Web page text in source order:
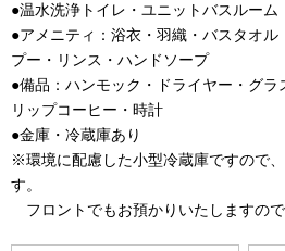
●温水洗浄トイレ・ユニットバスルーム
●アメニティ：浴衣・羽織・バスタオ
プー・リンス・ハンドソープ
●備品：ハンモック・ドライヤー・グラ
リップコーヒー・時計
●金庫・冷蔵庫あり
※環境に配慮した小型冷蔵庫ですので
す。
フロントでもお預かりいたしますので